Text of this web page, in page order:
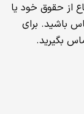
از حقوق خود یا
باشید. برای
بگیرید.